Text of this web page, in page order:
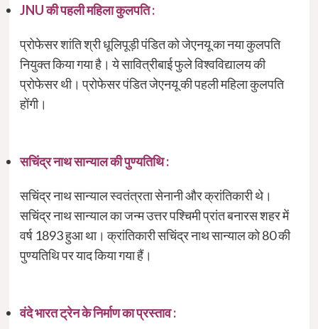
JNU की पहली महिला कुलपति :
प्रोफेसर शांति श्री धूलिपूड़ी पंडित को जेएनयू का नया कुलपति
नियुक्त किया गया है। ये सावित्रीबाई फुले विश्वविद्यालय की
प्रोफेसर थी। प्रोफेसर पंडित जेएनयू की पहली महिला कुलपति
होंगी।
सचिंद्र नाथ सान्याल की पुण्यतिथि :
सचिंद्र नाथ सान्याल स्वतंत्रता सेनानी और क्रांतिकारी थे।
सचिंद्र नाथ सान्याल का जन्म उत्तर पश्चिमी प्रांत बनारस शहर में
वर्ष 1893 हुआ था। क्रांतिकारी सचिंद्र नाथ सान्याल को 80 की
पुण्यतिथि पर याद किया गया हैं।
वंदे भारत ट्रेन के निर्माण का प्रस्ताव :